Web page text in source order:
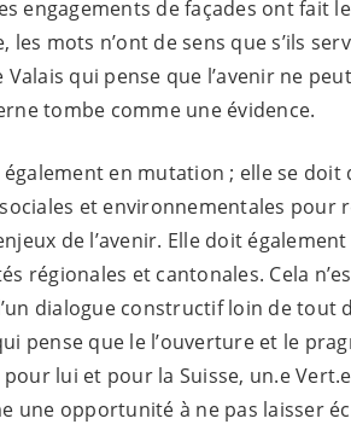
engagements de façades ont fait
les mots n’ont de sens que s’ils
Valais qui pense que l’avenir ne
tombe comme une évidence.
également en mutation ; elle se doit
et environnementales pour
de l’avenir. Elle doit
régionales et cantonales. Cela
dialogue constructif loin de tout
pense que le l’ouverture et le
lui et pour la Suisse, un.eVert.e
une opportunité à ne pas laisser